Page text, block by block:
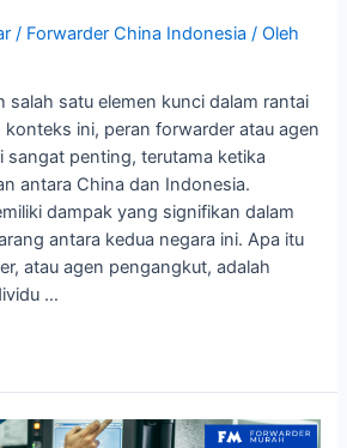
/ Forwarder China Indonesia / Oleh
salah satu elemen kunci dalam rantai
konteks ini, peran forwarder atau agen
sangat penting, terutama ketika
antara China dan Indonesia.
dampak yang signifikan dalam
antara kedua negara ini. Apa itu
atau agen pengangkut, adalah
…